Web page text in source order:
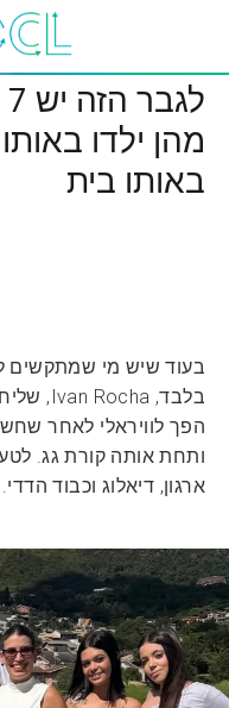
מהן ילדו
באותו בית
בעוד שיש מי שמתקשים
ותחת אותה קורת גג.
ארגון, דיאלוג וכבוד הדדי.